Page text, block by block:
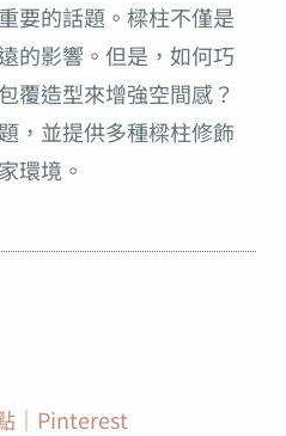
要的話題。樑柱不僅是
的影響。但是，如何巧
覆造型來增強空間感？
，並提供多種樑柱修飾
環境。
｜Pinterest